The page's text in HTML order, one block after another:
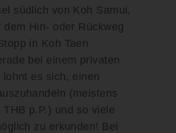
südlich von Koh Samui,
dem Hin- oder Rückweg
in Koh Taen
bei einem privaten
lohnt es sich, einen
(meistens
THB p.P.) und so viele
zu erkunden! Bei